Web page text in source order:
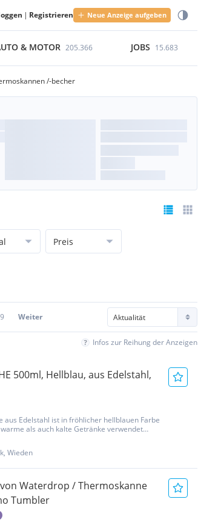
| Registrieren Neue Anzeige aufgeben
& MOTOR 205.366 JOBS 15.683
/-becher
Preis
9 Weiter
Infos zur Reihung der Anzeigen
500ml, Hellblau, aus Edelstahl,
aus Edelstahl ist in fröhlicher hellblauen Farbe
als auch kalte Getränke verwendet
wie neu, da nur ein Paar Male verwendet!
und sehr hygienisch, da aus...
Wieden
Waterdrop / Thermoskanne
Tumbler